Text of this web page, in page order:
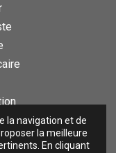
la navigation et de
la meilleure
En cliquant